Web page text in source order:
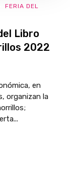
FERIA DEL
Libro
2022
en
organizan la